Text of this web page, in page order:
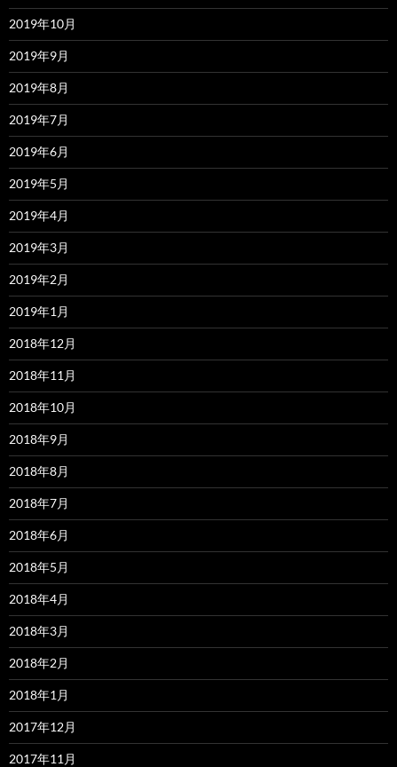
2019年10月
2019年9月
2019年8月
2019年7月
2019年6月
2019年5月
2019年4月
2019年3月
2019年2月
2019年1月
2018年12月
2018年11月
2018年10月
2018年9月
2018年8月
2018年7月
2018年6月
2018年5月
2018年4月
2018年3月
2018年2月
2018年1月
2017年12月
2017年11月